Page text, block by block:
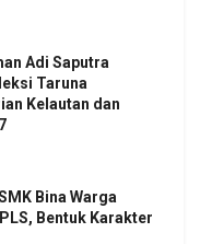
Adi Saputra
Taruna
Kelautan dan
Bina Warga
Bentuk Karakter